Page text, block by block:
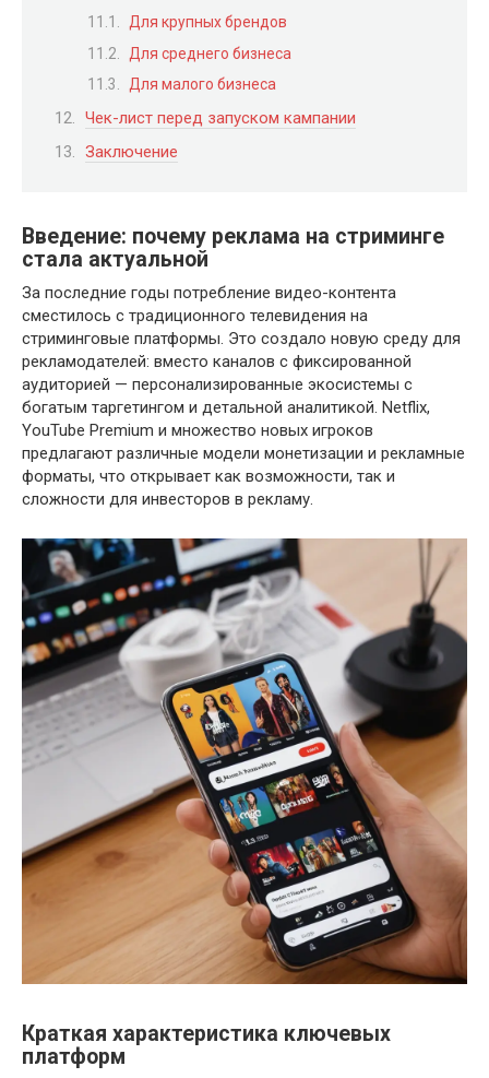
Для крупных брендов
Для среднего бизнеса
Для малого бизнеса
Чек-лист перед запуском кампании
Заключение
Введение: почему реклама на стриминге
стала актуальной
За последние годы потребление видео-контента
сместилось с традиционного телевидения на
стриминговые платформы. Это создало новую среду для
рекламодателей: вместо каналов с фиксированной
аудиторией — персонализированные экосистемы с
богатым таргетингом и детальной аналитикой. Netflix,
YouTube Premium и множество новых игроков
предлагают различные модели монетизации и рекламные
форматы, что открывает как возможности, так и
сложности для инвесторов в рекламу.
Краткая характеристика ключевых
платформ